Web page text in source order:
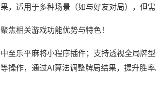
果，适用于多种场景（如与好友对局），但
聚焦相关游戏功能优势与特色！
中至乐平麻将小程序插件；支持透视全局牌
等操作，通过AI算法调整牌局结果，提升胜率